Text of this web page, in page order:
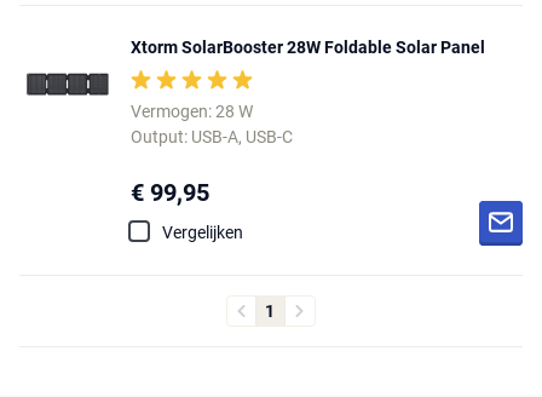
Xtorm SolarBooster 28W Foldable Solar Panel
Vermogen: 28 W
Output: USB-A, USB-C
€ 99,95
Vergelijken
1